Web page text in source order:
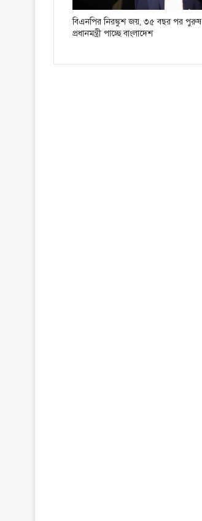
বিএনপির নিরঙ্কুশ জয়, ৩৫ বছর পর পুরুষ
প্রধানমন্ত্রী পাচ্ছে বাংলাদেশ